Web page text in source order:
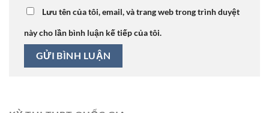
Lưu tên của tôi, email, và trang web trong trình duyệt
này cho lần bình luận kế tiếp của tôi.